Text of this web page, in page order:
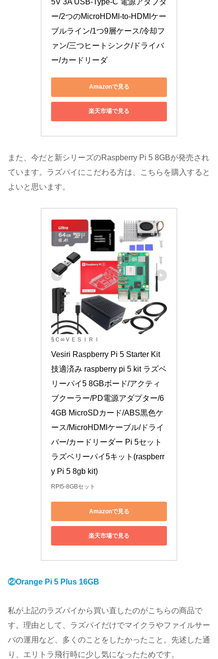
ー/2つのMicroHDMI-to-HDMIケー
ブルライン/1つ9層ケース/冷却フ
ァン/三つヒートシンク/ドライバ
ー/カードリーダ
Amazonで見る
楽天市場で見る
また、今だと新シリーズのRaspberry Pi 5 8GBが発売され
ています。ラズパイにこだわる方は、こちらを購入すると
よいと思います。
§Ｃ∞ＶＥＳＩＲＩ
Vesiri Raspberry Pi 5 Starter Kit
技適済み raspberry pi 5 kit ラズベ
リーパイ5 8GBボード/アクティ
ブクーラー/PD電源アダプター/6
4GB MicroSDカード/ABS黒色ケ
ース/MicroHDMIケーブル/ドライ
バー/カードリーダー Pi 5セット
ラズベリーパイ5キット(raspberr
y Pi 5 8gb kit)
RPI5-8GBセット
Amazonで見る
楽天市場で見る
②Orange Pi 5 Plus 16GB
私が上記のラズパイから買い直したのがこちらの商品で
す。理由として、ラズパイだけでマイクラやファイルサー
バの運用など、多くのことをしたかったこと。先述した通
り、エリトラ飛行時に少し気になったためです。